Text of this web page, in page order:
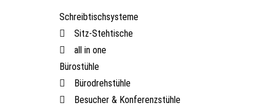
Schreibtischsysteme
Sitz-Stehtische
all in one
Bürostühle
Bürodrehstühle
Besucher & Konferenzstühle